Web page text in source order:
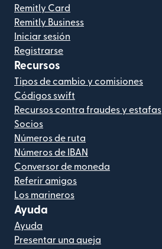
Remitly Card
Remitly Business
Iniciar sesión
Registrarse
Recursos
Tipos de cambio y comisiones
Códigos swift
Recursos contra fraudes y estafas
Socios
Números de ruta
Números de IBAN
Conversor de moneda
Referir amigos
Los marineros
Ayuda
Ayuda
Presentar una queja